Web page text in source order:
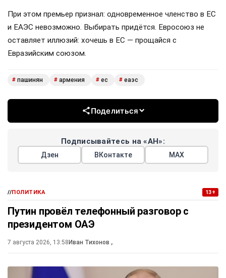
При этом премьер признал: одновременное членство в ЕС
и ЕАЭС невозможно. Выбирать придётся. Евросоюз не
оставляет иллюзий: хочешь в ЕС — прощайся с
Евразийским союзом.
# пашинян # армения # ес # еаэс
Поделиться
Подписывайтесь на «АН»:
Дзен ВКонтакте МАХ
//ПОЛИТИКА 13+
Путин провёл телефонный разговор с
президентом ОАЭ
7 августа 2026, 13:58Иван Тихонов ,